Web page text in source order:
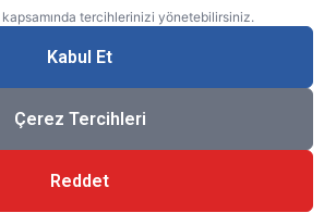
Gerçek zamanlı sayaç
kapsamında tercihlerinizi yönetebilirsiniz.
Kabul Et
Çerez Tercihleri
Reddet